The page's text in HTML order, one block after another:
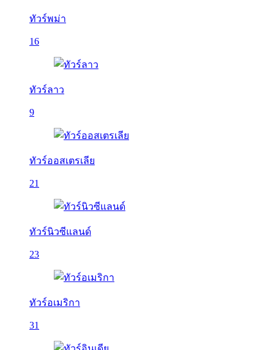
ทัวร์พม่า
16
ทัวร์ลาว
9
ทัวร์ออสเตรเลีย
21
ทัวร์นิวซีแลนด์
23
ทัวร์อเมริกา
31